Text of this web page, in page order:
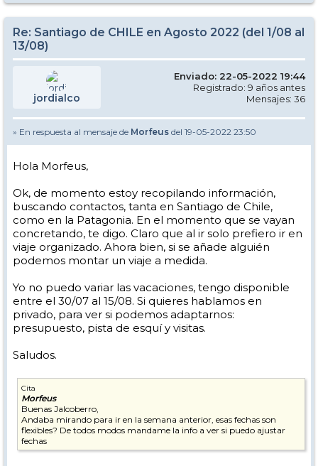
Re: Santiago de CHILE en Agosto 2022 (del 1/08 al
13/08)
jordialco
Enviado: 22-05-2022 19:44
Registrado: 9 años antes
Mensajes: 36
» En respuesta al mensaje de Morfeus del 19-05-2022 23:50
Hola Morfeus,
Ok, de momento estoy recopilando información,
buscando contactos, tanta en Santiago de Chile,
como en la Patagonia. En el momento que se vayan
concretando, te digo. Claro que al ir solo prefiero ir en
viaje organizado. Ahora bien, si se añade alguién
podemos montar un viaje a medida.
Yo no puedo variar las vacaciones, tengo disponible
entre el 30/07 al 15/08. Si quieres hablamos en
privado, para ver si podemos adaptarnos:
presupuesto, pista de esquí y visitas.
Saludos.
Cita
Morfeus
Buenas Jalcoberro,
Andaba mirando para ir en la semana anterior, esas fechas son
flexibles? De todos modos mandame la info a ver si puedo ajustar
fechas